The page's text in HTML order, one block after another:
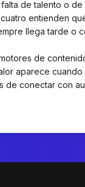
de talento o
entienden
llega tarde o
de
aparece
de conectar con